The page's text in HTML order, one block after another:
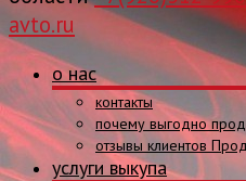
avto.ru
о нас
контакты
почему выгодно
отзывы клиентов
услуги выкупа